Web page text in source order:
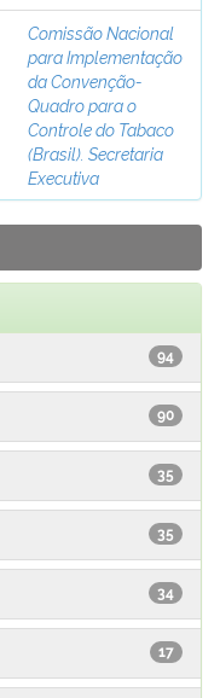
Comissão Nacional
para Implementação
da Convenção-
Quadro para o
Controle do Tabaco
(Brasil). Secretaria
Executiva
94
90
35
35
34
17